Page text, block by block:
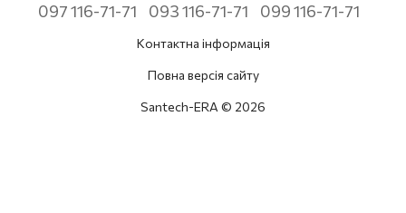
097 116-71-71 093 116-71-71 099 116-71-71
Контактна інформація
Повна версія сайту
Santech-ERA © 2026